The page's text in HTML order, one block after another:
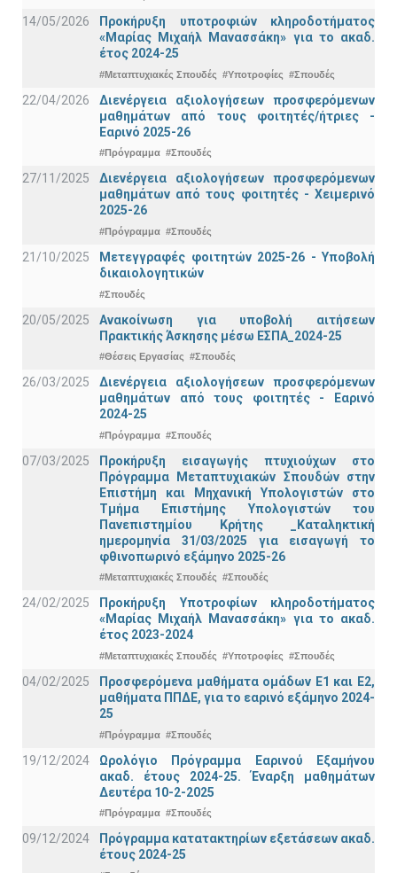
14/05/2026
Προκήρυξη υποτροφιών κληροδοτήματος
«Μαρίας Μιχαήλ Μανασσάκη» για το ακαδ.
έτος 2024-25
#Μεταπτυχιακές Σπουδές #Υποτροφίες #Σπουδές
22/04/2026
Διενέργεια αξιολογήσεων προσφερόμενων
μαθημάτων από τους φοιτητές/ήτριες -
Εαρινό 2025-26
#Πρόγραμμα #Σπουδές
27/11/2025
Διενέργεια αξιολογήσεων προσφερόμενων
μαθημάτων από τους φοιτητές - Χειμερινό
2025-26
#Πρόγραμμα #Σπουδές
21/10/2025
Μετεγγραφές φοιτητών 2025-26 - Υποβολή
δικαιολογητικών
#Σπουδές
20/05/2025
Ανακοίνωση για υποβολή αιτήσεων
Πρακτικής Άσκησης μέσω ΕΣΠΑ_2024-25
#Θέσεις Εργασίας #Σπουδές
26/03/2025
Διενέργεια αξιολογήσεων προσφερόμενων
μαθημάτων από τους φοιτητές - Εαρινό
2024-25
#Πρόγραμμα #Σπουδές
07/03/2025
Προκήρυξη εισαγωγής πτυχιούχων στo
Πρόγραμμα Μεταπτυχιακών Σπουδών στην
Επιστήμη και Μηχανική Υπολογιστών στο
Τμήμα Eπιστήμης Υπολογιστών του
Πανεπιστημίου Κρήτης _Καταληκτική
ημερομηνία 31/03/2025 για εισαγωγή το
φθινοπωρινό εξάμηνο 2025-26
#Μεταπτυχιακές Σπουδές #Σπουδές
24/02/2025
Προκήρυξη Υποτροφίων κληροδοτήματος
«Μαρίας Μιχαήλ Μανασσάκη» για το ακαδ.
έτος 2023-2024
#Μεταπτυχιακές Σπουδές #Υποτροφίες #Σπουδές
04/02/2025
Προσφερόμενα μαθήματα ομάδων Ε1 και Ε2,
μαθήματα ΠΠΔΕ, για το εαρινό εξάμηνο 2024-
25
#Πρόγραμμα #Σπουδές
19/12/2024
Ωρολόγιο Πρόγραμμα Εαρινού Εξαμήνου
ακαδ. έτους 2024-25. Έναρξη μαθημάτων
Δευτέρα 10-2-2025
#Πρόγραμμα #Σπουδές
09/12/2024
Πρόγραμμα κατατακτηρίων εξετάσεων ακαδ.
έτους 2024-25